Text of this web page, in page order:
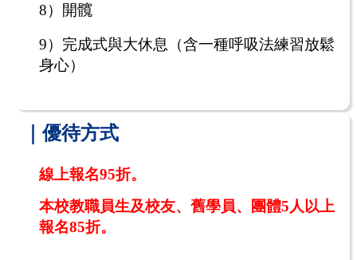
8）開髖
9）完成式與大休息（含一種呼吸法練習放鬆
身心）
｜優待方式
線上報名95折。
本校教職員生及校友、舊學員、團體5人以上
報名85折。